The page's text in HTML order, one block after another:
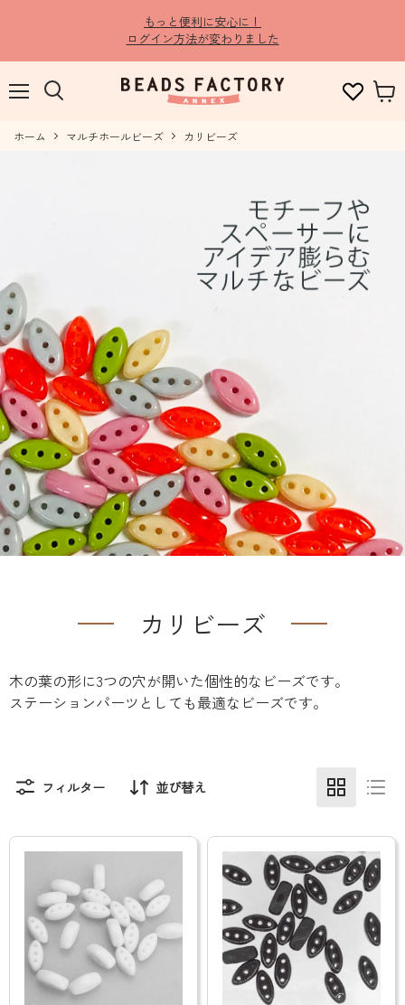
もっと便利に安心に！
ログイン方法が変わりました
ュ
す
ホーム マルチホールビーズ カリビーズ
カリビーズ
木の葉の形に3つの穴が開いた個性的なビーズです。
ステーションパーツとしても最適なビーズです。
フィルター 並び替え